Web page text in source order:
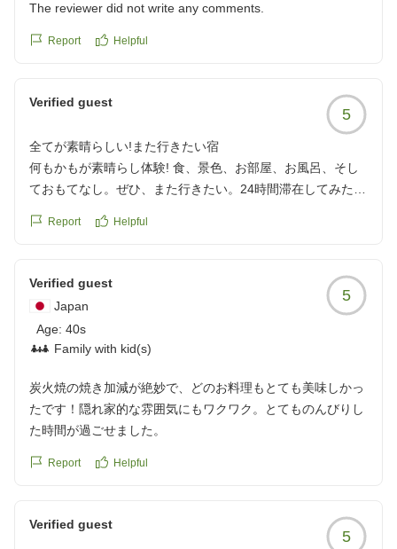
The reviewer did not write any comments.
Report Helpful
Verified guest
5
全てが素晴らしい!また行きたい宿
何もかもが素晴らし体験! 食、景色、お部屋、お風呂、そし
ておもてなし。ぜひ、また行きたい。24時間滞在してみたい
クチコミの詳細はこちらから
Report Helpful
Verified guest
Japan
Age: 40s
Family with kid(s)
5
炭火焼の焼き加減が絶妙で、どのお料理もとても美味しかっ
たです！隠れ家的な雰囲気にもワクワク。とてものんびりし
た時間が過ごせました。
Report Helpful
Verified guest
5